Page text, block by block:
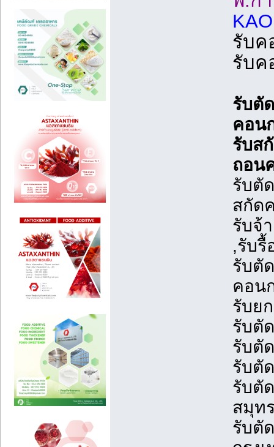
รับค
รับค
รับตั
คอน
รับส
ถอน
รับตั
สกัด
รับจ้
,รับ
รับตั
คอน
รับย
รับตั
รับตั
รับตั
รับตั
สมุท
รับตั